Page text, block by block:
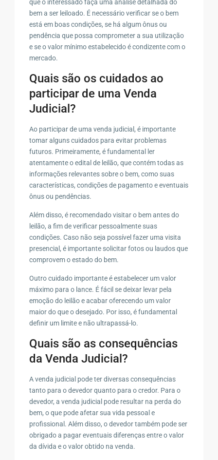
que o interessado faça uma análise detalhada do
bem a ser leiloado. É necessário verificar se o bem
está em boas condições, se há algum ônus ou
pendência que possa comprometer a sua utilização
e se o valor mínimo estabelecido é condizente com o
mercado.
Quais são os cuidados ao
participar de uma Venda
Judicial?
Ao participar de uma venda judicial, é importante
tomar alguns cuidados para evitar problemas
futuros. Primeiramente, é fundamental ler
atentamente o edital de leilão, que contém todas as
informações relevantes sobre o bem, como suas
características, condições de pagamento e eventuais
ônus ou pendências.
Além disso, é recomendado visitar o bem antes do
leilão, a fim de verificar pessoalmente suas
condições. Caso não seja possível fazer uma visita
presencial, é importante solicitar fotos ou laudos que
comprovem o estado do bem.
Outro cuidado importante é estabelecer um valor
máximo para o lance. É fácil se deixar levar pela
emoção do leilão e acabar oferecendo um valor
maior do que o desejado. Por isso, é fundamental
definir um limite e não ultrapassá-lo.
Quais são as consequências
da Venda Judicial?
A venda judicial pode ter diversas consequências
tanto para o devedor quanto para o credor. Para o
devedor, a venda judicial pode resultar na perda do
bem, o que pode afetar sua vida pessoal e
profissional. Além disso, o devedor também pode ser
obrigado a pagar eventuais diferenças entre o valor
da dívida e o valor obtido na venda.